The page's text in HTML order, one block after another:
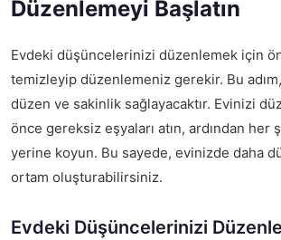
Düzenlemeyi Başlatın
Evdeki düşüncelerinizi düzenlemek için
temizleyip düzenlemeniz gerekir. Bu
düzen ve sakinlik sağlayacaktır. Evinizi
önce gereksiz eşyaları atın, ardından her
yerine koyun. Bu sayede, evinizde daha
ortam oluşturabilirsiniz.
Evdeki Düşüncelerinizi